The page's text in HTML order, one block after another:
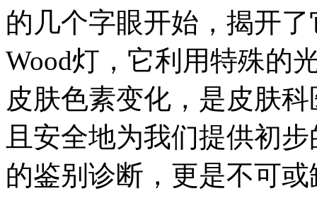
的几个字眼开始，揭开
Wood灯，它利用特殊的
皮肤色素变化，是皮肤
且安全地为我们提供初
的鉴别诊断，更是不可